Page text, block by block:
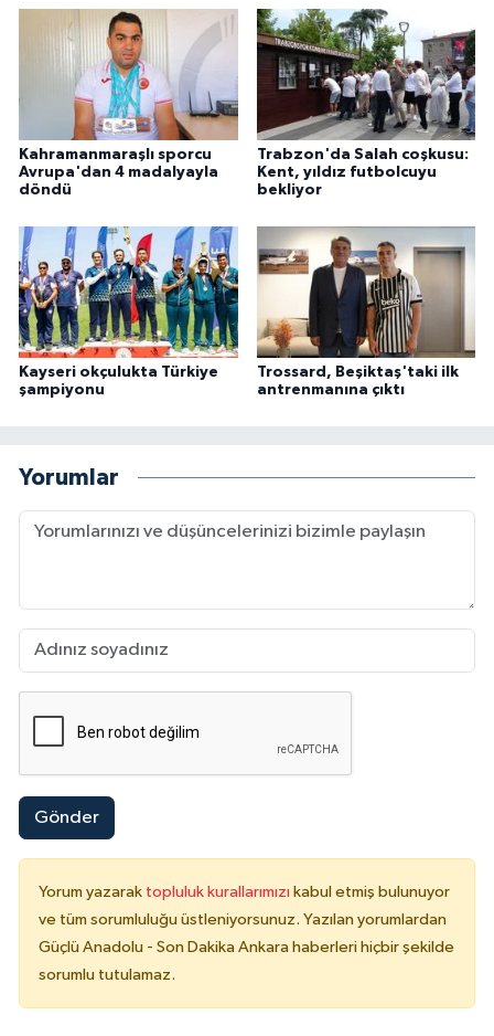
Kahramanmaraşlı sporcu
Avrupa'dan 4 madalyayla
döndü
Trabzon'da Salah coşkusu:
Kent, yıldız futbolcuyu
bekliyor
Kayseri okçulukta Türkiye
şampiyonu
Trossard, Beşiktaş'taki ilk
antrenmanına çıktı
Yorumlar
Gönder
Yorum yazarak topluluk kurallarımızı kabul etmiş bulunuyor
ve tüm sorumluluğu üstleniyorsunuz. Yazılan yorumlardan
Güçlü Anadolu - Son Dakika Ankara haberleri hiçbir şekilde
sorumlu tutulamaz.